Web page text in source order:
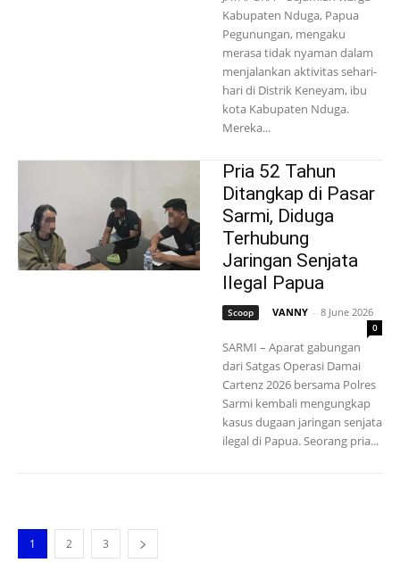
Kabupaten Nduga, Papua
Pegunungan, mengaku
merasa tidak nyaman dalam
menjalankan aktivitas sehari-
hari di Distrik Keneyam, ibu
kota Kabupaten Nduga.
Mereka...
Pria 52 Tahun
Ditangkap di Pasar
Sarmi, Diduga
Terhubung
Jaringan Senjata
Ilegal Papua
Scoop VANNY - 8 June 2026
0
SARMI – Aparat gabungan
dari Satgas Operasi Damai
Cartenz 2026 bersama Polres
Sarmi kembali mengungkap
kasus dugaan jaringan senjata
ilegal di Papua. Seorang pria...
1 2 3